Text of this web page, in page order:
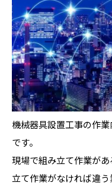
機械器具設置工事の作
です。
現場で組み立て作業が
立て作業がなければ違う